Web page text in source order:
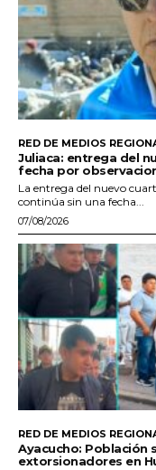
RED DE MEDIOS
Juliaca: entrega del
fecha por
La entrega del nuevo
continúa sin una fecha...
07/08/2026
RED DE MEDIOS
Ayacucho: Población
extorsionadores en